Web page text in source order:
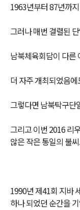
1963년부터 87년까
그러나 매번 결렬된
남북체육회담이 다른
더 자주 개최되었음
그렇다면 남북탁구단
그리고 이번 2016 리
않은 작은 통일의 불
1990년 제41회 지바
하나 되었던 순간을